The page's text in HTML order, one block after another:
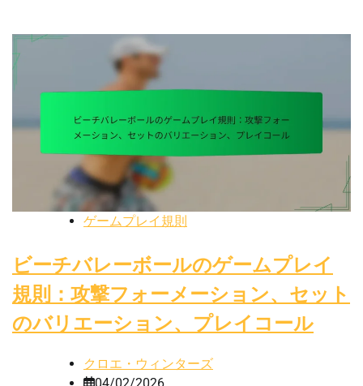
ゲームプレイ規則
ビーチバレーボールのゲームプレイ
規則：攻撃フォーメーション、セット
のバリエーション、プレイコール
クロエ・ウィンターズ